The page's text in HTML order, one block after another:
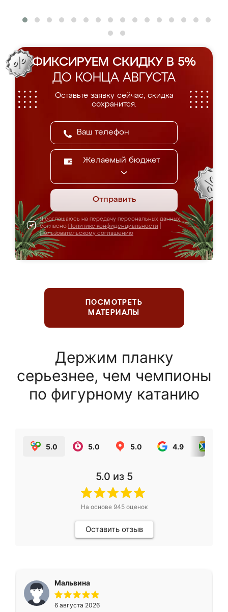
ФИКСИРУЕМ СКИДКУ В 5%
ДО КОНЦА АВГУСТА
Оставьте заявку сейчас, скидка
сохранится.
Желаемый бюджет
Отправить
Я соглашаюсь на передачу персональных данных
согласно Политике конфиденциальности
Пользовательскому соглашению
ПОСМОТРЕТЬ
МАТЕРИАЛЫ
Держим планку
серьезнее, чем чемпионы
по фигурному катанию
5.0 5.0 5.0 4.9
5.0 из 5
На основе 945оценок
Оставить отзыв
Мальвина
6 августа 2026